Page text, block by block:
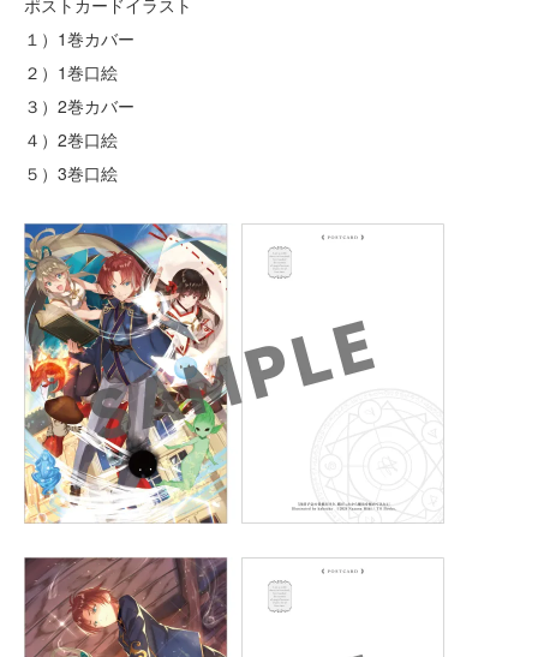
ポストカードイラスト
１）1巻カバー
２）1巻口絵
３）2巻カバー
４）2巻口絵
５）3巻口絵